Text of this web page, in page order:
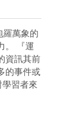
羅萬象的
。 『運
資訊其前
的事件或
習者來